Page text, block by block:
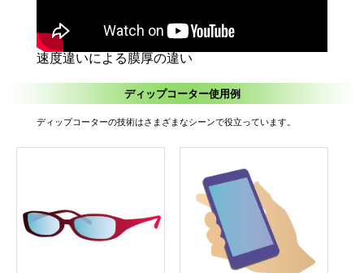
速度違いによる膜厚の違い
ディップコーター使用例
ディップコーターの技術はさまざまなシーンで役立っています。